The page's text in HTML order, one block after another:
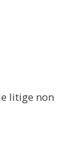
litige non